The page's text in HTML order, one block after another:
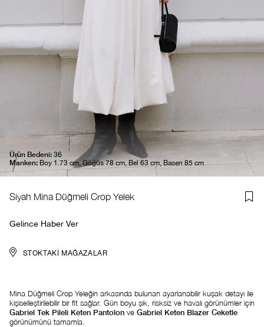
Ürün Bedeni: 36
Manken: Boy 1.73 cm, Göğüs 78 cm, Bel 63 cm, Basen 85 cm
Siyah Mina Düğmeli Crop Yelek
Gelince Haber Ver
STOKTAKI MAĞAZALAR
Mina Düğmeli Crop Yeleğin arkasında bulunan ayarlanabilir kuşak detayı ile
kişiselleştirilebilir bir fit sağlar. Gün boyu şık, risksiz ve havalı görünümler için
Gabriel Tek Pileli Keten Pantolon ve Gabriel Keten Blazer Ceketle
görünümünü tamamla.